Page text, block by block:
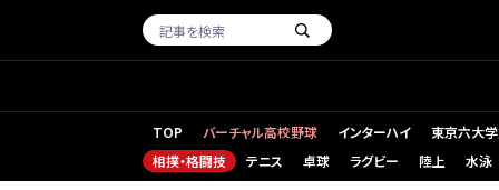
TOP バーチャル高校野球 インターハイ
東京六大
相撲・格闘技
テニス 卓球 ラグビー 陸上 水泳